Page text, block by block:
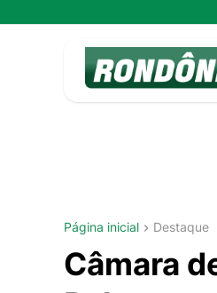
Página inicial Destaque
Câmara